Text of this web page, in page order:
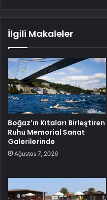
İlgili Makaleler
Boğaz’ın Kıtaları Birleştiren
Ruhu Memorial Sanat
Galerilerinde
Ağustos 7, 2026